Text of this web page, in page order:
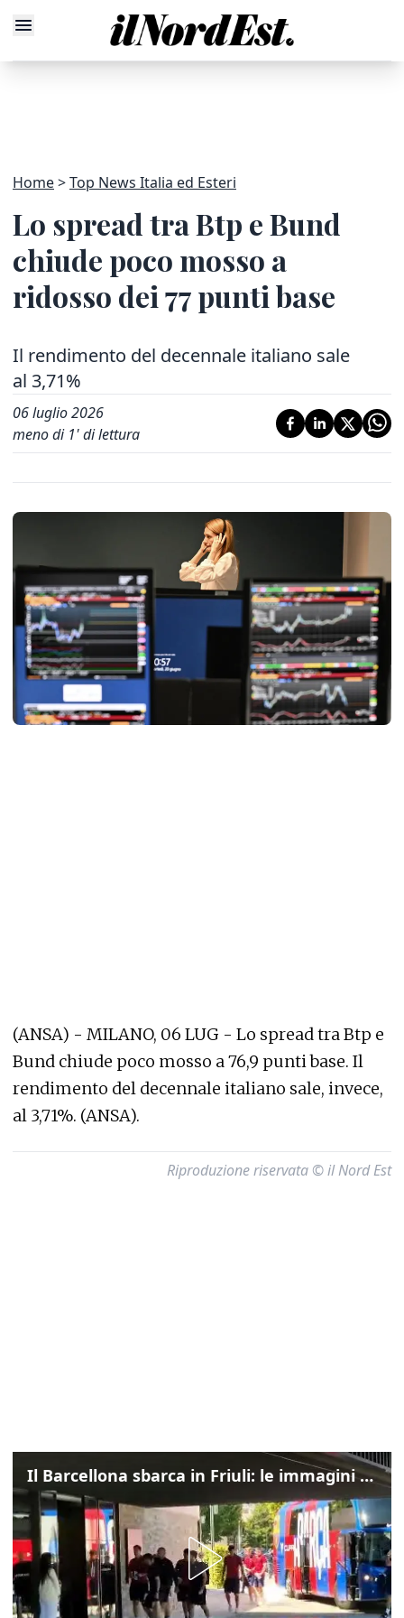
Home Top News Italia ed Esteri
Lo spread tra Btp e Bund
chiude poco mosso a
ridosso dei 77 punti base
Il rendimento del decennale italiano sale
al 3,71%
06 luglio 2026
meno di 1' di lettura
(ANSA) - MILANO, 06 LUG - Lo spread tra Btp e
Bund chiude poco mosso a 76,9 punti base. Il
rendimento del decennale italiano sale, invece,
al 3,71%. (ANSA).
Riproduzione riservata © il Nord Est
Il Barcellona sbarca in Friuli: le immagini dell'arrivo in albergo